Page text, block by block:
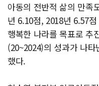
아동의 전반적 삶의 만족
년 6.10점, 2018년 6.57
행복한 나라를 목표로 추
(20~2024)의 성과가 나
했다.